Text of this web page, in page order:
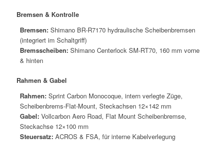
Bremsen & Kontrolle
Bremsen:Shimano BR-R7170 hydraulische Scheibenbremsen
(integriert im Schaltgriff)
Bremsscheiben:Shimano Centerlock SM-RT70, 160 mm vorne
& hinten
Rahmen & Gabel
Rahmen:Sprint Carbon Monocoque, intern verlegte Züge,
Scheibenbrems-Flat-Mount, Steckachsen 12×142 mm
Gabel:Vollcarbon Aero Road, Flat Mount Scheibenbremse,
Steckachse 12×100 mm
Steuersatz:ACROS & FSA, für interne Kabelverlegung